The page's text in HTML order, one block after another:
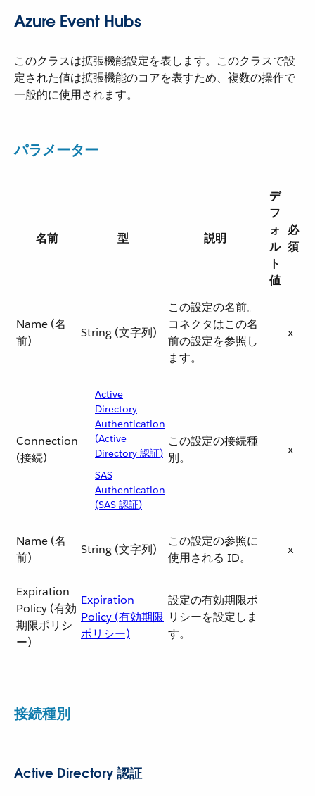
Azure Event Hubs
このクラスは拡張機能設定を表します。このクラスで設
定された値は拡張機能のコアを表すため、複数の操作で
一般的に使用されます。
パラメーター
名前 型 説明
デ
フ
ォ
ル
ト
値
必
須
Name (名
前)
String (文字列)
この設定の名前。
コネクタはこの名
前の設定を参照し
ます。
x
Connection
(接続)
Active
Directory
Authentication
(Active
Directory 認証)
SAS
Authentication
(SAS 認証)
この設定の接続種
別。
x
Name (名
前)
String (文字列)
この設定の参照に
使用される ID。
x
Expiration
Policy (有効
期限ポリシ
ー)
Expiration
Policy (有効期限
ポリシー)
設定の有効期限ポ
リシーを設定しま
す。
接続種別
Active Directory 認証